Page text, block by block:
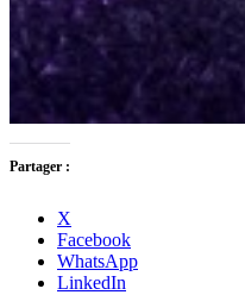
Partager :
X
Facebook
WhatsApp
LinkedIn